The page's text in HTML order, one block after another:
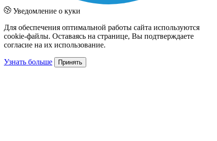
Уведомление о куки
Для обеспечения оптимальной работы сайта используются
cookie-файлы. Оставаясь на странице, Вы подтверждаете
согласие на их использование.
Узнать больше Принять